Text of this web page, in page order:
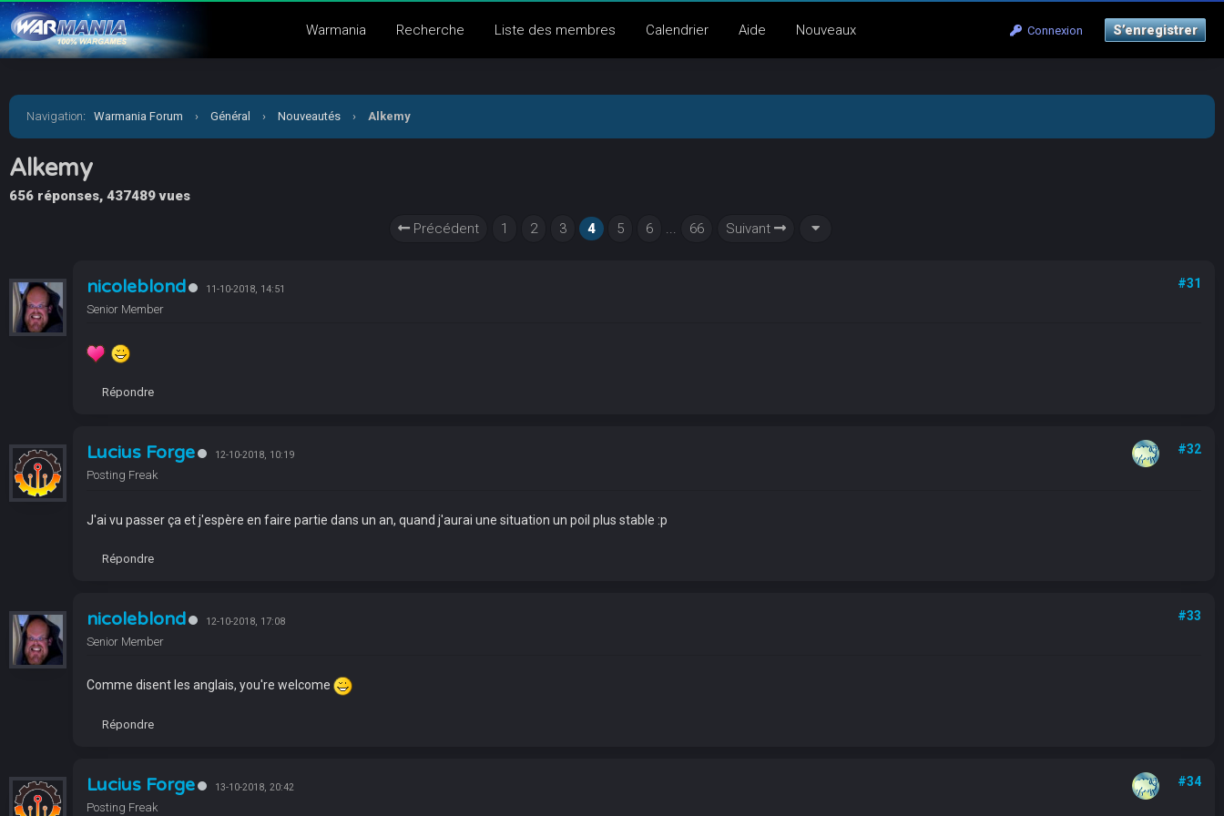
Connexion S’enregistrer
Warmania Recherche Liste des membres Calendrier Aide Nouveaux
Navigation: Warmania Forum › Général › Nouveautés › Alkemy
Alkemy
656 réponses, 437489 vues
Précédent
1 2 3 4 5 6 ... 66 Suivant
nicoleblond 11-10-2018, 14:51
Senior Member
#31
Répondre
Lucius Forge 12-10-2018, 10:19
Posting Freak
#32
J'ai vu passer ça et j'espère en faire partie dans un an, quand j'aurai une situation un poil plus stable :p
Répondre
nicoleblond 12-10-2018, 17:08
Senior Member
#33
Comme disent les anglais, you're welcome
Répondre
Lucius Forge 13-10-2018, 20:42
Posting Freak
#34